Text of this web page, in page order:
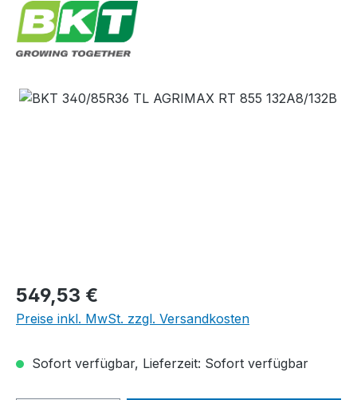
Bildergalerie überspringen
Regulärer Preis:
549,53 €
Preise inkl. MwSt. zzgl. Versandkosten
Sofort verfügbar, Lieferzeit: Sofort verfügbar